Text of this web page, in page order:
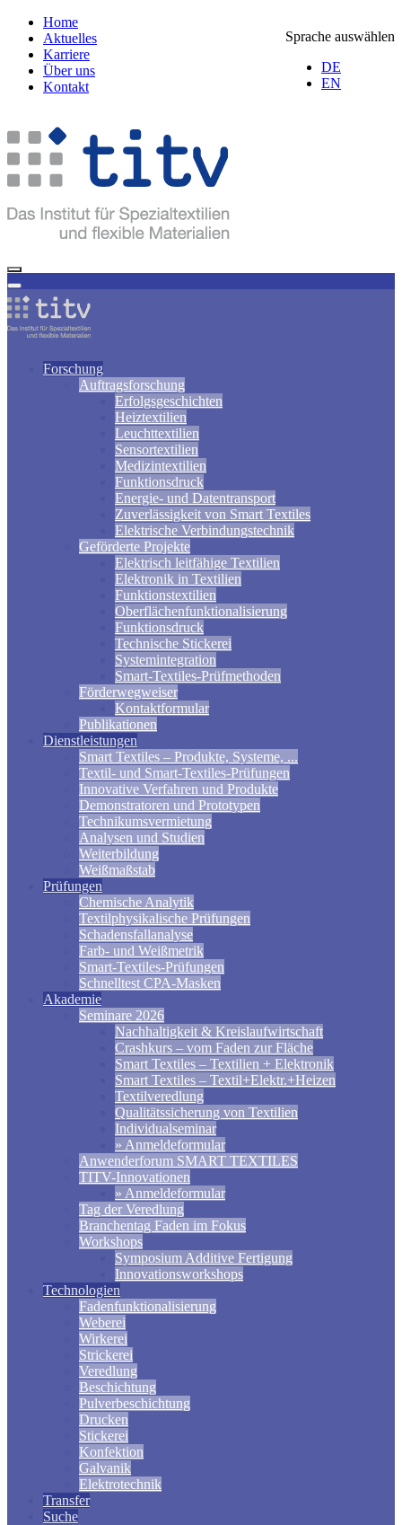
Sprache auswählen
DE
EN
Home
Aktuelles
Karriere
Über uns
Kontakt
Forschung
Auftragsforschung
Erfolgsgeschichten
Heiztextilien
Leuchttextilien
Sensortextilien
Medizintextilien
Funktionsdruck
Energie- und Datentransport
Zuverlässigkeit von Smart Textiles
Elektrische Verbindungstechnik
Geförderte Projekte
Elektrisch leitfähige Textilien
Elektronik in Textilien
Funktionstextilien
Oberflächenfunktionalisierung
Funktionsdruck
Technische Stickerei
Systemintegration
Smart-Textiles-Prüfmethoden
Förderwegweiser
Kontaktformular
Publikationen
Dienstleistungen
Smart Textiles – Produkte, Systeme, ...
Textil- und Smart-Textiles-Prüfungen
Innovative Verfahren und Produkte
Demonstratoren und Prototypen
Technikumsvermietung
Analysen und Studien
Weiterbildung
Weißmaßstab
Prüfungen
Chemische Analytik
Textilphysikalische Prüfungen
Schadensfallanalyse
Farb- und Weißmetrik
Smart-Textiles-Prüfungen
Schnelltest CPA-Masken
Akademie
Seminare 2026
Nachhaltigkeit & Kreislaufwirtschaft
Crashkurs – vom Faden zur Fläche
Smart Textiles – Textilien + Elektronik
Smart Textiles – Textil+Elektr.+Heizen
Textilveredlung
Qualitätssicherung von Textilien
Individualseminar
» Anmeldeformular
Anwenderforum SMART TEXTILES
TITV-Innovationen
» Anmeldeformular
Tag der Veredlung
Branchentag Faden im Fokus
Workshops
Symposium Additive Fertigung
Innovationsworkshops
Technologien
Fadenfunktionalisierung
Weberei
Wirkerei
Strickerei
Veredlung
Beschichtung
Pulverbeschichtung
Drucken
Stickerei
Konfektion
Galvanik
Elektrotechnik
Transfer
Suche